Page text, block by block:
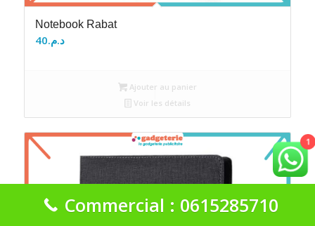
Notebook Rabat
د.م.40
Ajouter au panier
Voir les détails
1
Commercial : 0615285710